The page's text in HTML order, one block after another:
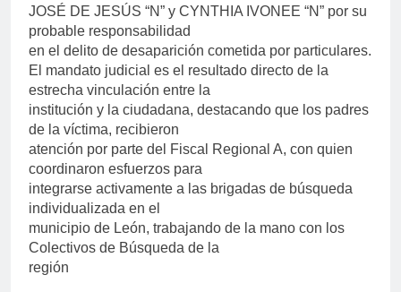
JOSÉ DE JESÚS “N” y CYNTHIA IVONEE “N” por su
probable responsabilidad
en el delito de desaparición cometida por particulares.
El mandato judicial es el resultado directo de la
estrecha vinculación entre la
institución y la ciudadana, destacando que los padres
de la víctima, recibieron
atención por parte del Fiscal Regional A, con quien
coordinaron esfuerzos para
integrarse activamente a las brigadas de búsqueda
individualizada en el
municipio de León, trabajando de la mano con los
Colectivos de Búsqueda de la
región